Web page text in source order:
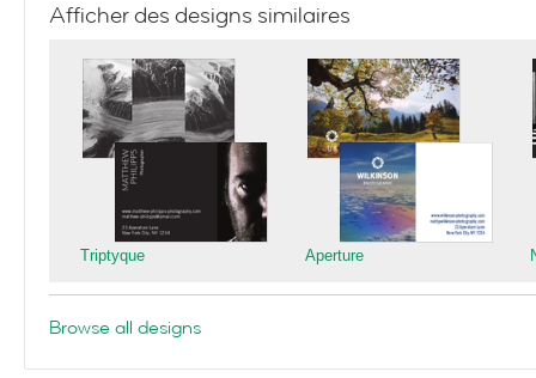
Afficher des designs similaires
Triptyque Aperture
Browse all designs